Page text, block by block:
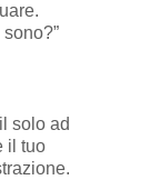
solo ad
il tuo